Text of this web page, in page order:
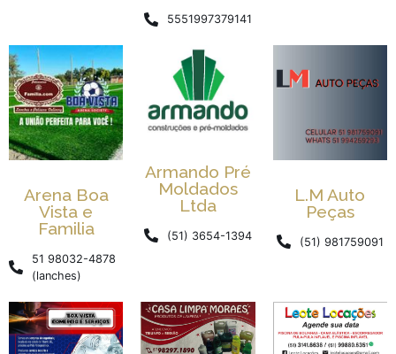
5551997379141
Arena Boa
Vista e
Familia
51 98032-4878
(lanches)
Armando Pré
Moldados
Ltda
(51) 3654-1394
L.M Auto
Peças
(51) 981759091